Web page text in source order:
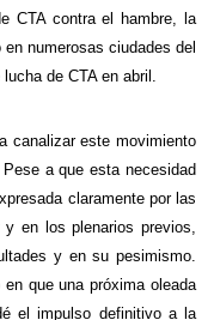
CTA contra el hambre, la
numerosas ciudades del
de CTA en abril.
canalizar este movimiento
a que esta necesidad
claramente por las
en los plenarios previos,
y en su pesimismo.
que una próxima oleada
el impulso definitivo a la